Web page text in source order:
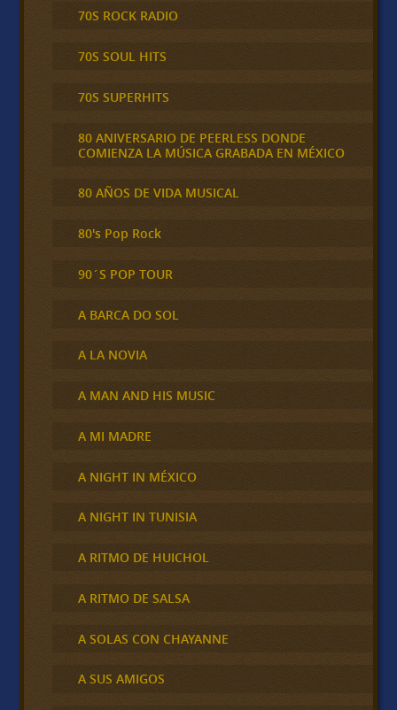
70S ROCK RADIO
70S SOUL HITS
70S SUPERHITS
80 ANIVERSARIO DE PEERLESS DONDE
COMIENZA LA MÚSICA GRABADA EN MÉXICO
80 AÑOS DE VIDA MUSICAL
80's Pop Rock
90´S POP TOUR
A BARCA DO SOL
A LA NOVIA
A MAN AND HIS MUSIC
A MI MADRE
A NIGHT IN MÉXICO
A NIGHT IN TUNISIA
A RITMO DE HUICHOL
A RITMO DE SALSA
A SOLAS CON CHAYANNE
A SUS AMIGOS